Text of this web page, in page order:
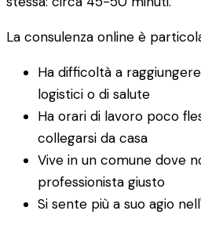
La consulenza online è
Ha difficoltà a
logistici o di salute
Ha orari di lavoro poco
collegarsi da casa
Vive in un comune dove
professionista giusto
Si sente più a suo agio